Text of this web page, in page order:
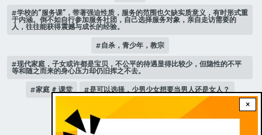
×
学校的“服务课”，带著强迫性质，服务的范围也欠缺实质意义，有时形式重
于内涵。倒不如自行参加服务社团，自己选择服务对象，亲自走访需要的
人，往往能获得震撼与成长的经验。
自杀，青少年，教宗
现代家庭，子女或许都是宝贝，不公平的待遇显得比较少，但隐性的不平
等和随之而来的身心压力却仍旧挥之不去。
家庭 # 课堂 是可以选择，少男少女想要当男人还是女人？